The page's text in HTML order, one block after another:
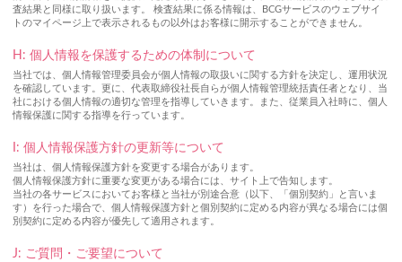
査結果と同様に取り扱います。 検査結果に係る情報は、BCGサービスのウェブサイ
トのマイページ上で表示されるもの以外はお客様に開示することができません。
H: 個人情報を保護するための体制について
当社では、個人情報管理委員会が個人情報の取扱いに関する方針を決定し、運用状況
を確認しています。更に、代表取締役社長自らが個人情報管理統括責任者となり、当
社における個人情報の適切な管理を指導していきます。また、従業員入社時に、個人
情報保護に関する指導を行っています。
I: 個人情報保護方針の更新等について
当社は、個人情報保護方針を変更する場合があります。
個人情報保護方針に重要な変更がある場合には、サイト上で告知します。
当社の各サービスにおいてお客様と当社が別途合意（以下、「個別契約」と言いま
す）を行った場合で、個人情報保護方針と個別契約に定める内容が異なる場合には個
別契約に定める内容が優先して適用されます。
J: ご質問・ご要望について